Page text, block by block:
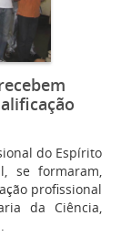
do Espírito
se formaram,
profissional
da Ciência,